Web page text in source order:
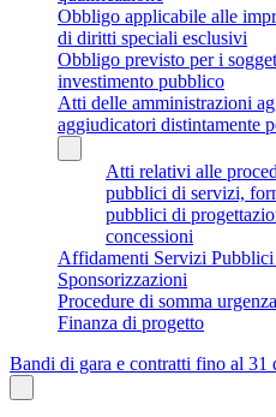
Obbligo applicabile alle
di diritti speciali esclusivi
Obbligo previsto per i
investimento pubblico
Atti delle amministrazioni
aggiudicatori distintamente
Atti relativi alle
pubblici di servizi,
pubblici di
concessioni
Affidamenti Servizi
Sponsorizzazioni
Procedure di somma
Finanza di progetto
Bandi di gara e contratti fino al 31